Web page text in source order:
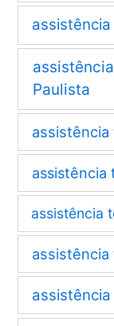
Paulista
assistência
assistência
assistência